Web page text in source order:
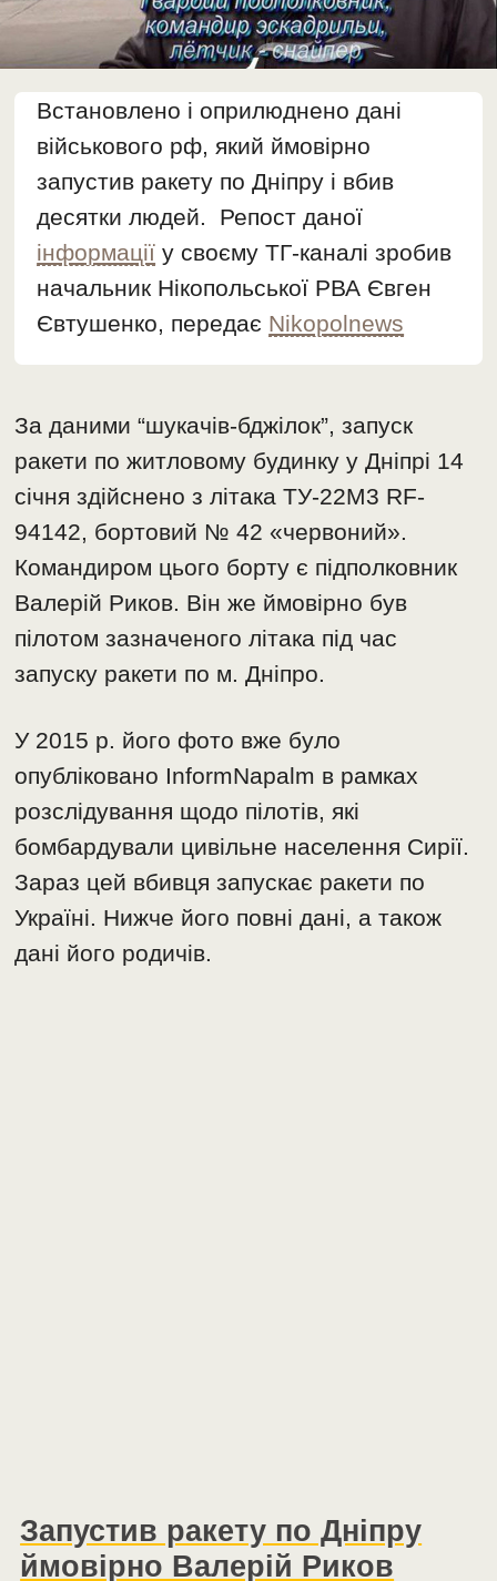
Встановлено і оприлюднено дані
військового рф, який ймовірно
запустив ракету по Дніпру і вбив
десятки людей. Репост даної
інформації у своєму ТГ-каналі зробив
начальник Нікопольської РВА Євген
Євтушенко, передає Nikopolnews
За даними “шукачів-бджілок”, запуск
ракети по житловому будинку у Дніпрі 14
cічня здійснено з літака ТУ-22М3 RF-
94142, бортовий № 42 «червоний».
Командиром цього борту є підполковник
Валерій Риков. Він же ймовірно був
пілотом зазначеного літака під час
запуску ракети по м. Дніпро.
У 2015 р. його фото вже було
опубліковано InformNapalm в рамках
розслідування щодо пілотів, які
бомбардували цивільне населення Сирії.
Зараз цей вбивця запускає ракети по
Україні. Нижче його повні дані, а також
дані його родичів.
Запустив ракету по Дніпру
ймовірно Валерій Риков